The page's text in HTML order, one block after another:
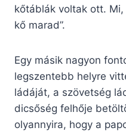
kőtáblák voltak ott. Mi,
kő marad”.
Egy másik nagyon
legszentebb helyre
ládáját, a szövetség
dicsőség felhője
olyannyira, hogy a